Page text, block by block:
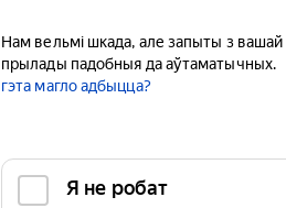
Нам вельмі шкада, але запыты з вашай
прылады падобныя да аўтаматычных.
гэта магло адбыцца?
Я не робат